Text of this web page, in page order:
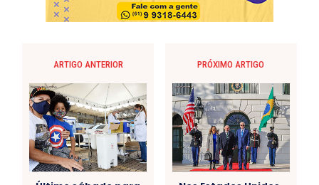
ARTIGO ANTERIOR PRÓXIMO ARTIGO